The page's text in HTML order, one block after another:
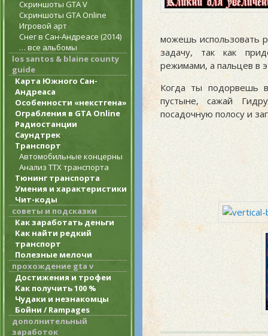
Скриншоты GTA V
Скриншоты GTA Online
Игровой арт
Снег в Сан-Андреасе (2014)
… все альбомы
los santos & blaine county
guide
Карта Южного Сан-
Андреаса
Особенности «некстгена»
Ограбления в GTA Online
Радиостанции
Саундтрек
Транспорт
Автомобильные концерны
Анализ ТТХ транспорта
Тюнинг транспорта
Умения и характеристики
Чит-коды
советы и подсказки
Как заработать деньги
Как найти редкий
транспорт
Полезные мелочи
прохождение gta v
Достижения и трофеи
Как получить 100 %
Чудаки и незнакомцы
Бойни / Rampages
дополнительный
заработок
можешь использовать
задачу, так как
режимами, а пальцев в
Когда ты подорвешь
пустыне, сажай
посадочную полосу и